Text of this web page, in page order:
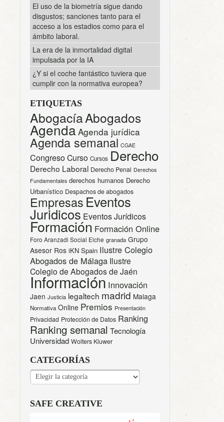
El uso de la biometría sigue dando
disgustos; sanciones tanto para el
acceso a los estadios como para el
ámbito laboral.
La era de la inmortalidad digital
impulsada por la IA
¿Y si el coche fantástico tuviera que
cumplir con la normativa europea?
ETIQUETAS
AbogacíaAbogados
Agenda Agenda jurídica
Agenda semanal CGAE
CongresoCurso Cursos Derecho
Derecho Laboral Derecho Penal Derechos
Fundamentales derechos humanos Derecho
Urbanístico Despachos de abogados
Empresas Eventos
Juridicos Eventos Jurídicos
Formación Formación Online
Foro Aranzadi Social Elche granada Grupo
Asesor Ros iKN Spain Ilustre Colegio
Abogados de Málaga Ilustre
Colegio de Abogados de Jaén
Información Innovación
Jaen Justicia legaltech madrid Malaga
Normativa Online Premios Presentación
Privacidad Protección de Datos Ranking
Ranking semanal Tecnología
Universidad Wolters Kluwer
CATEGORÍAS
CATEGORÍAS
SAFE CREATIVE